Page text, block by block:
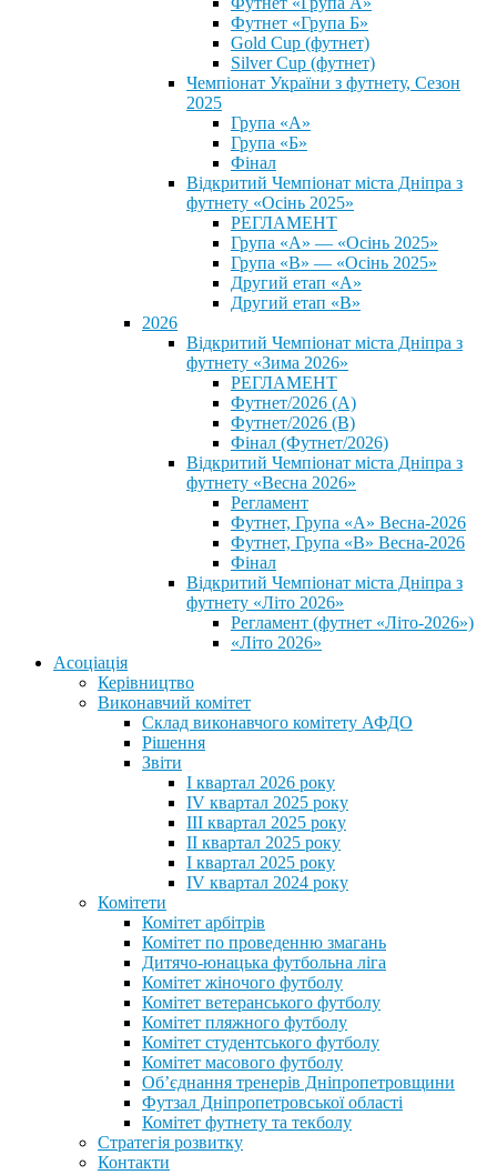
Футнет «Група Б»
Gold Cup (футнет)
Silver Cup (футнет)
Чемпіонат України з футнету, Сезон
2025
Група «А»
Група «Б»
Фінал
Відкритий Чемпіонат міста Дніпра з
футнету «Осінь 2025»
РЕГЛАМЕНТ
Група «А» — «Осінь 2025»
Група «В» — «Осінь 2025»
Другий етап «А»
Другий етап «В»
2026
Відкритий Чемпіонат міста Дніпра з
футнету «Зима 2026»
РЕГЛАМЕНТ
Футнет/2026 (А)
Футнет/2026 (В)
Фінал (Футнет/2026)
Відкритий Чемпіонат міста Дніпра з
футнету «Весна 2026»
Регламент
Футнет, Група «А» Весна-2026
Футнет, Група «В» Весна-2026
Фінал
Відкритий Чемпіонат міста Дніпра з
футнету «Літо 2026»
Регламент (футнет «Літо-2026»)
«Літо 2026»
Асоціація
Керівництво
Виконавчий комітет
Склад виконавчого комітету АФДО
Рішення
Звіти
I квартал 2026 року
IV квартал 2025 року
III квартал 2025 року
II квартал 2025 року
I квартал 2025 року
IV квартал 2024 року
Комітети
Комітет арбітрів
Комітет по проведенню змагань
Дитячо-юнацька футбольна ліга
Комітет жіночого футболу
Комітет ветеранського футболу
Комітет пляжного футболу
Комітет студентського футболу
Комітет масового футболу
Обʼєднання тренерів Дніпропетровщини
Футзал Дніпропетровської області
Комітет футнету та текболу
Стратегія розвитку
Контакти